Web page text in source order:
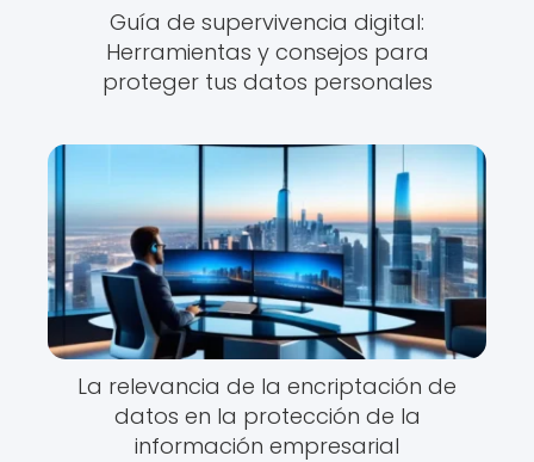
Guía de supervivencia digital:
Herramientas y consejos para
proteger tus datos personales
La relevancia de la encriptación de
datos en la protección de la
información empresarial